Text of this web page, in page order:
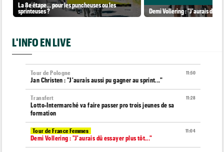
La 8e étape… pour les puncheuses ou les
sprinteuses ?
Demi Vollering : "J'aurais dû
L'INFO EN LIVE
11:50
Tour de Pologne
Jan Christen : "J'aurais aussi pu gagner au sprint..."
11:28
Transfert
Lotto-Intermarché va faire passer pro trois jeunes de sa
formation
11:04
Tour de France Femmes
Demi Vollering : "J'aurais dû essayer plus tôt..."